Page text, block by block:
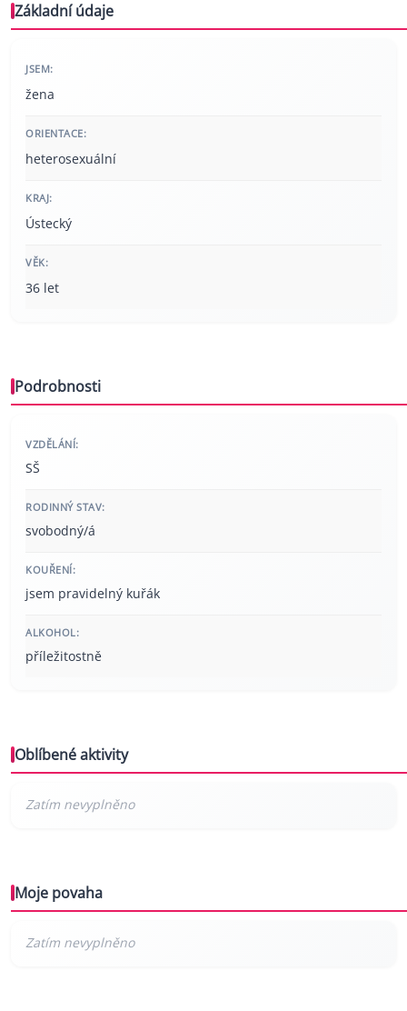
Základní údaje
JSEM:
žena
ORIENTACE:
heterosexuální
KRAJ:
Ústecký
VĚK:
36 let
Podrobnosti
VZDĚLÁNÍ:
SŠ
RODINNÝ STAV:
svobodný/á
KOUŘENÍ:
jsem pravidelný kuřák
ALKOHOL:
příležitostně
Oblíbené aktivity
Moje povaha